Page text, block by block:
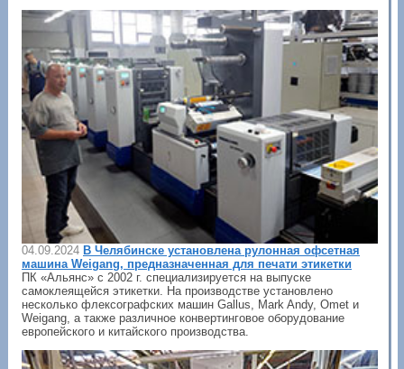
04.09.2024 В Челябинске установлена рулонная офсетная
машина Weigang, предназначенная для печати этикетки
ПК «Альянс» с 2002 г. специализируется на выпуске
самоклеящейся этикетки. На производстве установлено
несколько флексографских машин Gallus, Mark Andy, Omet и
Weigang, а также различное конвертинговое оборудование
европейского и китайского производства.